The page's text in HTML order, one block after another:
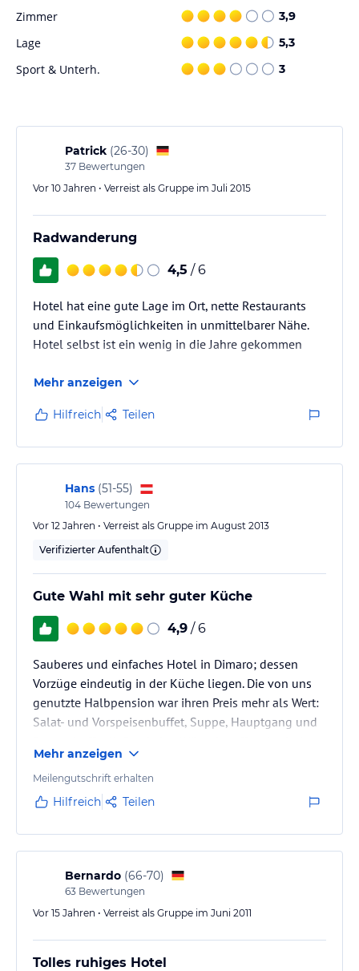
Frühstücksbuffet mit süßen und herzhaften Köstlichkeiten, um
gestärkt in den Tag zu starten.
Das Hotel Serena bietet Ihnen verschiedene Möglichkeiten, um
Ihnen ebenfalls zur Verfügung. Als Gast erhalten Sie außerdem
Ermäßigungen im nahegelegenen Wellnesscenter, das nur 400
Meter entfernt ist.
Verfasst von HolidayCheck mit Hilfe von KI. Alle
Angaben ohne Gewähr. Bitte lies vor der Buchung die
verbindlichen
Zimmer 3,9
Lage 5,3
Sport & Unterh. 3
Patrick (26-30)
37 Bewertungen
Vor 10 Jahren • Verreist als Gruppe im Juli 2015
Radwanderung
4,5 / 6
Hotel hat eine gute Lage im Ort, nette Restaurants
und Einkaufsmöglichkeiten in unmittelbarer Nähe.
Hotel selbst ist ein wenig in die Jahre gekommen
Mehr anzeigen
Hilfreich Teilen
Hans (51-55)
104 Bewertungen
Vor 12 Jahren • Verreist als Gruppe im August 2013
Verifizierter Aufenthalt
Gute Wahl mit sehr guter Küche
4,9 / 6
Sauberes und einfaches Hotel in Dimaro; dessen
Vorzüge eindeutig in der Küche liegen. Die von uns
genutzte Halbpension war ihren Preis mehr als Wert:
Salat- und Vorspeisenbuffet, Suppe, Hauptgang und
Frühstück überraschte mit einer für italienische
Verhältnisse sehr guten Auswahl.
Mehr anzeigen
Meilengutschrift erhalten
Hilfreich Teilen
Bernardo (66-70)
63 Bewertungen
Vor 15 Jahren • Verreist als Gruppe im Juni 2011
Tolles ruhiges Hotel